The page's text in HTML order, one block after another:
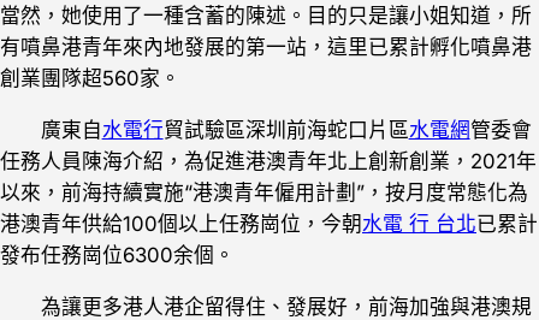
當然，她使用了一種含蓄的陳述。目的只是讓小姐知道，所
有噴鼻港青年來內地發展的第一站，這里已累計孵化噴鼻港
創業團隊超560家。
廣東自水電行貿試驗區深圳前海蛇口片區水電網管委會
任務人員陳海介紹，為促進港澳青年北上創新創業，2021年
以來，前海持續實施“港澳青年僱用計劃”，按月度常態化為
港澳青年供給100個以上任務崗位，今朝水電 行 台北已累計
發布任務崗位6300余個。
為讓更多港人港企留得住、發展好，前海加強與港澳規